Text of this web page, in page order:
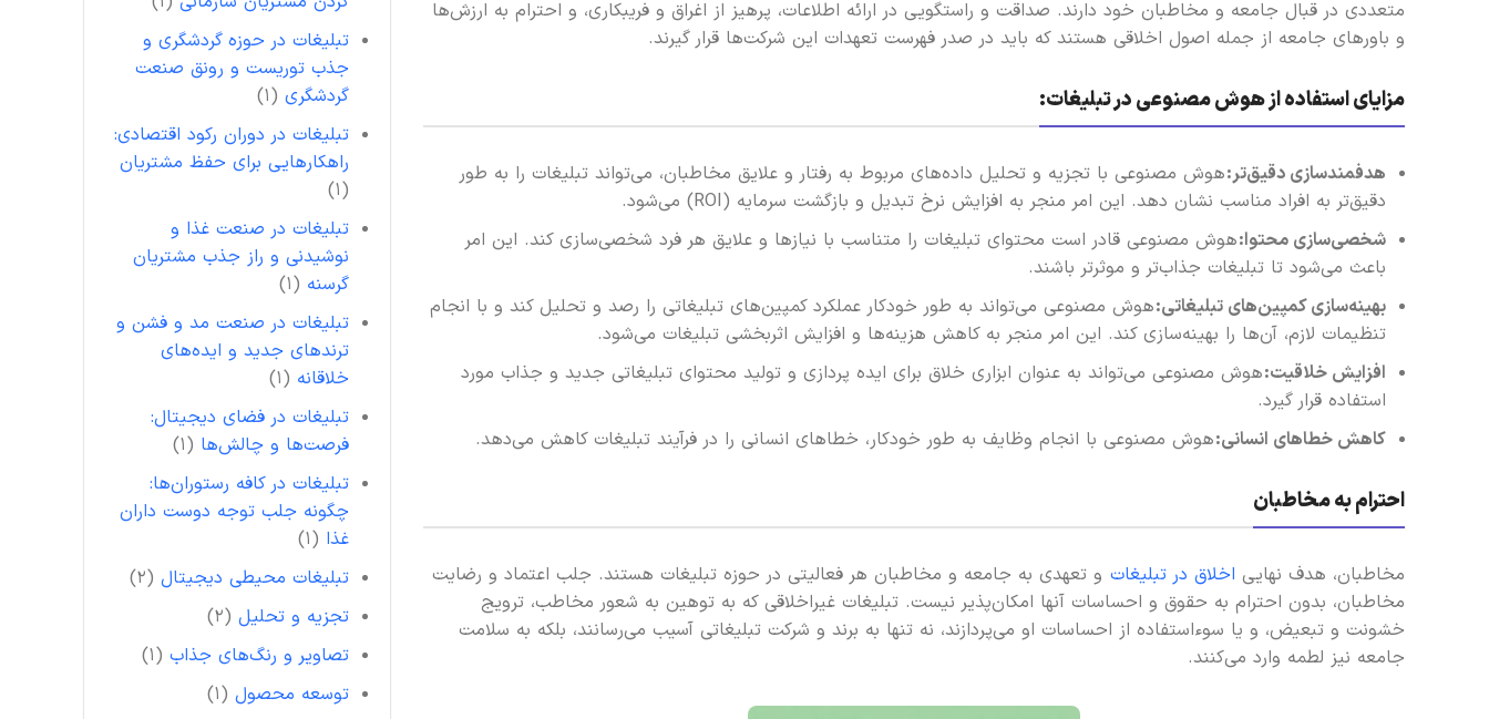
متعددی در قبال جامعه و مخاطبان خود دارند. صداقت و راستگویی در ارائه اطلاعات، پرهیز از اغراق و فریبکاری، و احترام به ارزش‌ها
و باورهای جامعه از جمله اصول اخلاقی هستند که باید در صدر فهرست تعهدات این شرکت‌ها قرار گیرند.
مزایای استفاده از هوش مصنوعی در تبلیغات:
هدفمندسازی دقیق‌تر:هوش مصنوعی با تجزیه و تحلیل داده‌های مربوط به رفتار و علایق مخاطبان، می‌تواند تبلیغات را به طور
دقیق‌تر به افراد مناسب نشان دهد. این امر منجر به افزایش نرخ تبدیل و بازگشت سرمایه (ROI) می‌شود.
شخصی‌سازی محتوا:هوش مصنوعی قادر است محتوای تبلیغات را متناسب با نیازها و علایق هر فرد شخصی‌سازی کند. این امر
باعث می‌شود تا تبلیغات جذاب‌تر و موثرتر باشند.
بهینه‌سازی کمپین‌های تبلیغاتی:هوش مصنوعی می‌تواند به طور خودکار عملکرد کمپین‌های تبلیغاتی را رصد و تحلیل کند و با انجام
تنظیمات لازم، آن‌ها را بهینه‌سازی کند. این امر منجر به کاهش هزینه‌ها و افزایش اثربخشی تبلیغات می‌شود.
افزایش خلاقیت:هوش مصنوعی می‌تواند به عنوان ابزاری خلاق برای ایده پردازی و تولید محتوای تبلیغاتی جدید و جذاب مورد
استفاده قرار گیرد.
کاهش خطاهای انسانی:هوش مصنوعی با انجام وظایف به طور خودکار، خطاهای انسانی را در فرآیند تبلیغات کاهش می‌دهد.
احترام به مخاطبان
مخاطبان، هدف نهایی اخلاق در تبلیغات و تعهدی به جامعه و مخاطبان هر فعالیتی در حوزه تبلیغات هستند. جلب اعتماد و رضایت
مخاطبان، بدون احترام به حقوق و احساسات آنها امکان‌پذیر نیست. تبلیغات غیراخلاقی که به توهین به شعور مخاطب، ترویج
خشونت و تبعیض، و یا سوءاستفاده از احساسات او می‌پردازند، نه تنها به برند و شرکت تبلیغاتی آسیب می‌رسانند، بلکه به سلامت
جامعه نیز لطمه وارد می‌کنند.
تبلیغات در حوزه گردشگری و
جذب توریست و رونق صنعت
گردشگری (۱)
تبلیغات در دوران رکود اقتصادی:
راهکارهایی برای حفظ مشتریان
(۱)
تبلیغات در صنعت غذا و
نوشیدنی و راز جذب مشتریان
گرسنه (۱)
تبلیغات در صنعت مد و فشن و
ترندهای جدید و ایده‌های
خلاقانه (۱)
تبلیغات در فضای دیجیتال:
فرصت‌ها و چالش‌ها (۱)
تبلیغات در کافه رستوران‌ها:
چگونه جلب توجه دوست داران
غذا (۱)
تبلیغات محیطی دیجیتال (۲)
تجزیه و تحلیل (۲)
تصاویر و رنگ‌های جذاب (۱)
توسعه محصول (۱)